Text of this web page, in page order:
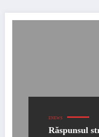
ENEWS
Răspunsul